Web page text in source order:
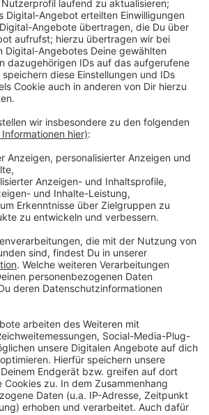
in Eschweiler 3.350, in Simmerath
Gesetzentwurf schaffe
von Immobilieneigentümern
und entlaste die Bürgerschaft
Wohnkosten, heißt es.
Aachen profitiere, weil
rund um die
erheblich
NRW hatte im Oktober
insgesamt hat sie über
gefunden.